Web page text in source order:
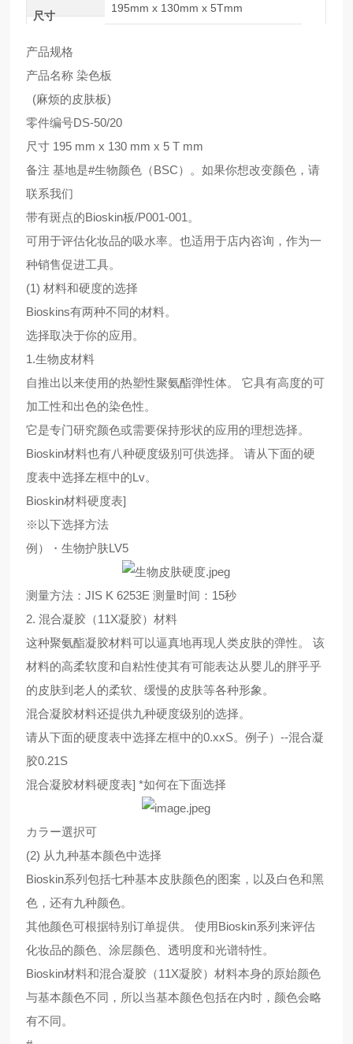
尺寸
195mm x 130mm x 5Tmm
产品规格
产品名称 染色板
(麻烦的皮肤板)
零件编号DS-50/20
尺寸 195 mm x 130 mm x 5 T mm
备注 基地是#生物颜色（BSC）。如果你想改变颜色，请
联系我们
带有斑点的Bioskin板/P001-001。
可用于评估化妆品的吸水率。也适用于店内咨询，作为一
种销售促进工具。
(1) 材料和硬度的选择
Bioskins有两种不同的材料。
选择取决于你的应用。
1.生物皮材料
自推出以来使用的热塑性聚氨酯弹性体。 它具有高度的可
加工性和出色的染色性。
它是专门研究颜色或需要保持形状的应用的理想选择。
Bioskin材料也有八种硬度级别可供选择。 请从下面的硬
度表中选择左框中的Lv。
Bioskin材料硬度表]
※以下选择方法
例）・生物护肤LV5
测量方法：JIS K 6253E 测量时间：15秒
2. 混合凝胶（11X凝胶）材料
这种聚氨酯凝胶材料可以逼真地再现人类皮肤的弹性。 该
材料的高柔软度和自粘性使其有可能表达从婴儿的胖乎乎
的皮肤到老人的柔软、缓慢的皮肤等各种形象。
混合凝胶材料还提供九种硬度级别的选择。
请从下面的硬度表中选择左框中的0.xxS。例子）--混合凝
胶0.21S
混合凝胶材料硬度表] *如何在下面选择
カラー選択可
(2) 从九种基本颜色中选择
Bioskin系列包括七种基本皮肤颜色的图案，以及白色和黑
色，还有九种颜色。
其他颜色可根据特别订单提供。 使用Bioskin系列来评估
化妆品的颜色、涂层颜色、透明度和光谱特性。
Bioskin材料和混合凝胶（11X凝胶）材料本身的原始颜色
与基本颜色不同，所以当基本颜色包括在内时，颜色会略
有不同。